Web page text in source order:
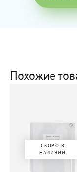
Похожие
СКОРО В
НАЛИЧИИ